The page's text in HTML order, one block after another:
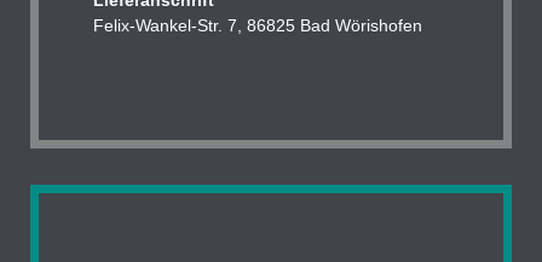
Felix-Wankel-Str. 7 86825 Bad Wörishofen